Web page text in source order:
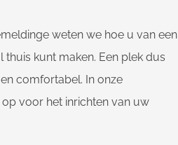
weten we hoe u van een
kunt maken. Een plek dus
comfortabel. In onze
voor het inrichten van uw